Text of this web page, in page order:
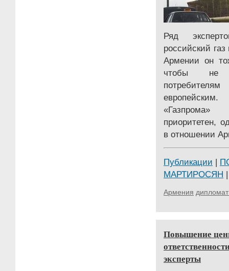
Ряд
российский
Армении он
чтобы не
«Газпрома»
приоритетен,
в отношении
Публикации |
МАРТИРОСЯН
Армения
Повышение
эксперты